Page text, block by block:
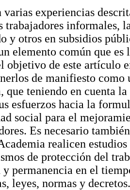
varias experiencias
trabajadores informales,
y otros en subsidios
elemento común que
objetivo de este artículo
de manifiesto como
que teniendo en cuenta
esfuerzos hacia la
social para el
Es necesario
realicen
de protección del
permanencia en el
leyes, normas y decretos.